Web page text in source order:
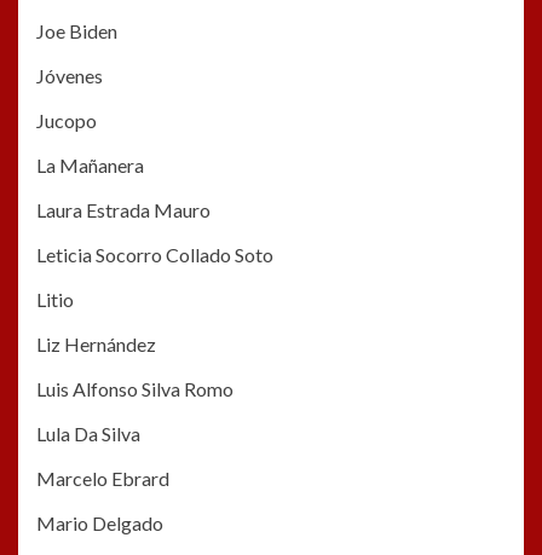
Joe Biden
Jóvenes
Jucopo
La Mañanera
Laura Estrada Mauro
Leticia Socorro Collado Soto
Litio
Liz Hernández
Luis Alfonso Silva Romo
Lula Da Silva
Marcelo Ebrard
Mario Delgado